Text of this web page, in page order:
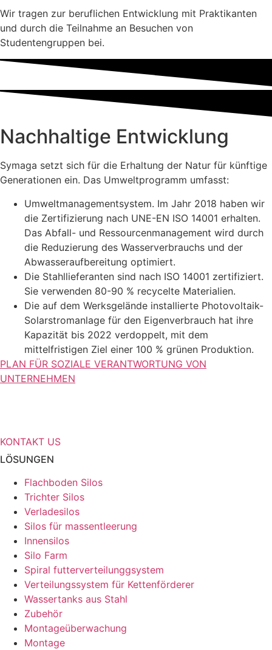
Wir tragen zur beruflichen Entwicklung mit Praktikanten
und durch die Teilnahme an Besuchen von
Studentengruppen bei.
Nachhaltige Entwicklung
Symaga setzt sich für die Erhaltung der Natur für künftige
Generationen ein. Das Umweltprogramm umfasst:
Umweltmanagementsystem. Im Jahr 2018 haben wir
die Zertifizierung nach UNE-EN ISO 14001 erhalten.
Das Abfall- und Ressourcenmanagement wird durch
die Reduzierung des Wasserverbrauchs und der
Abwasseraufbereitung optimiert.
Die Stahllieferanten sind nach ISO 14001 zertifiziert.
Sie verwenden 80-90 % recycelte Materialien.
Die auf dem Werksgelände installierte Photovoltaik-
Solarstromanlage für den Eigenverbrauch hat ihre
Kapazität bis 2022 verdoppelt, mit dem
mittelfristigen Ziel einer 100 % grünen Produktion.
PLAN FÜR SOZIALE VERANTWORTUNG VON
UNTERNEHMEN
KONTAKT US
LÖSUNGEN
Flachboden Silos
Trichter Silos
Verladesilos
Silos für massentleerung
Innensilos
Silo Farm
Spiral futterverteilunggsystem
Verteilungssystem für Kettenförderer
Wassertanks aus Stahl
Zubehör
Montageüberwachung
Montage